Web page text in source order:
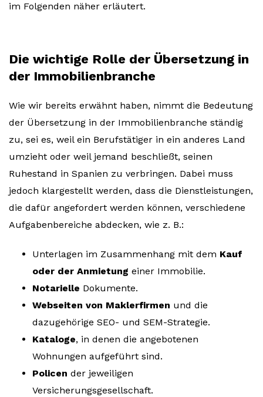
im Folgenden näher erläutert.
Die wichtige Rolle der Übersetzung in
der Immobilienbranche
Wie wir bereits erwähnt haben, nimmt die Bedeutung
der Übersetzung in der Immobilienbranche ständig
zu, sei es, weil ein Berufstätiger in ein anderes Land
umzieht oder weil jemand beschließt, seinen
Ruhestand in Spanien zu verbringen. Dabei muss
jedoch klargestellt werden, dass die Dienstleistungen,
die dafür angefordert werden können, verschiedene
Aufgabenbereiche abdecken, wie z. B.:
Unterlagen im Zusammenhang mit dem Kauf
oder der Anmietung einer Immobilie.
Notarielle Dokumente.
Webseiten von Maklerfirmen und die
dazugehörige SEO- und SEM-Strategie.
Kataloge, in denen die angebotenen
Wohnungen aufgeführt sind.
Policen der jeweiligen
Versicherungsgesellschaft.